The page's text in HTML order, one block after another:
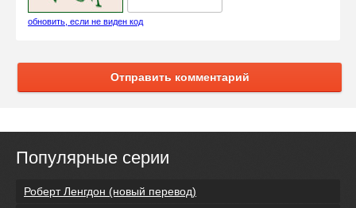
обновить, если не виден код
Отправить комментарий
Популярные серии
Роберт Ленгдон (новый перевод)